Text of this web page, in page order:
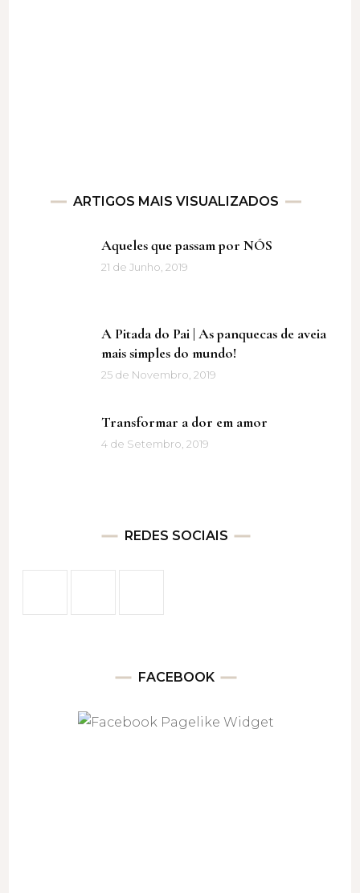
ARTIGOS MAIS VISUALIZADOS
Aqueles que passam por NÓS
21 de Junho, 2019
A Pitada do Pai | As panquecas de aveia
mais simples do mundo!
25 de Novembro, 2019
Transformar a dor em amor
4 de Setembro, 2019
REDES SOCIAIS
FACEBOOK